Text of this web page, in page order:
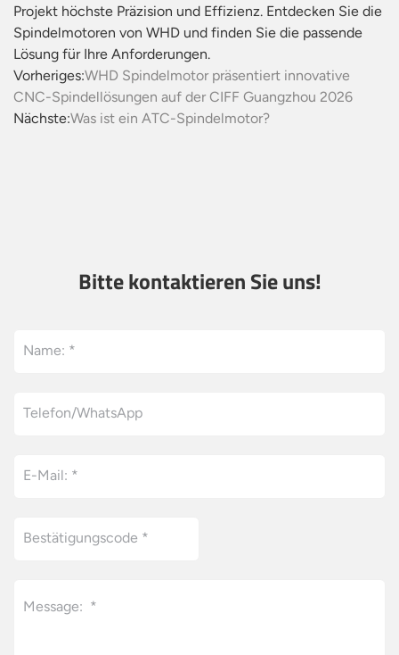
Projekt höchste Präzision und Effizienz. Entdecken Sie die
Spindelmotoren von WHD und finden Sie die passende
Lösung für Ihre Anforderungen.
Vorheriges:WHD Spindelmotor präsentiert innovative
CNC-Spindellösungen auf der CIFF Guangzhou 2026
Nächste:Was ist ein ATC-Spindelmotor?
Bitte kontaktieren Sie uns!